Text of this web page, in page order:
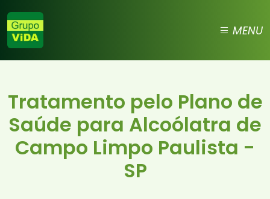
MENU
Tratamento pelo Plano de
Saúde para Alcoólatra de
Campo Limpo Paulista -
SP